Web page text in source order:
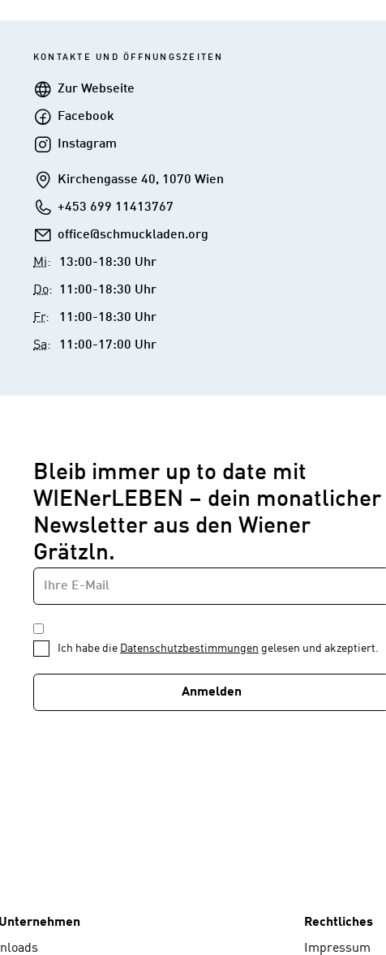
KONTAKTE UND ÖFFNUNGSZEITEN
WebseiteZur Webseite
FacebookFacebook
Instagram
Instagram
AddresseKirchengasse 40, 1070 Wien
Telefon+453 699 11413767
E-
office@schmuckladen.org
Mi: 13:00-18:30 Uhr
Do: 11:00-18:30 Uhr
Fr: 11:00-18:30 Uhr
Sa: 11:00-17:00 Uhr
Bleib immer up to date mit
WIENerLEBEN – dein monatlicher
Newsletter aus den Wiener
Grätzln.
Newsletter
1
von
1
E-
MAIL-
ADRESSE
DATENSCHUTZBESTIMMUNGEN
*
Ich habe die Datenschutzbestimmungen gelesen und akzeptiert.
Anmelden
Rechtliches
Impressum